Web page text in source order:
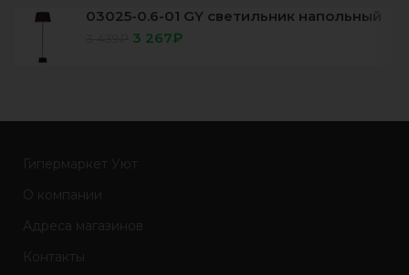
03025-0.6-01 GY светильник напольный
3 267₽
Гипермаркет Уют
О компании
Адреса магазинов
Контакты